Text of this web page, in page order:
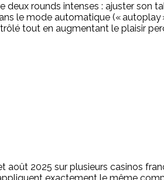
rounds intenses : ajuster son
le mode automatique (« autoplay
tout en augmentant le plaisir
2025 sur plusieurs casinos